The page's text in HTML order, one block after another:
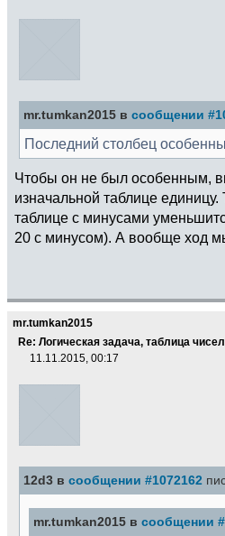
mr.tumkan2015 в сообщении
Последний столбец
Чтобы он не был особенным,
изначальной таблице
таблице с минусами
20 с минусом). А вообще ход
mr.tumkan2015
Re: Логическая задача, таблица
11.11.2015, 00:17
12d3 в сообщении #1072162
mr.tumkan2015 в сообщении